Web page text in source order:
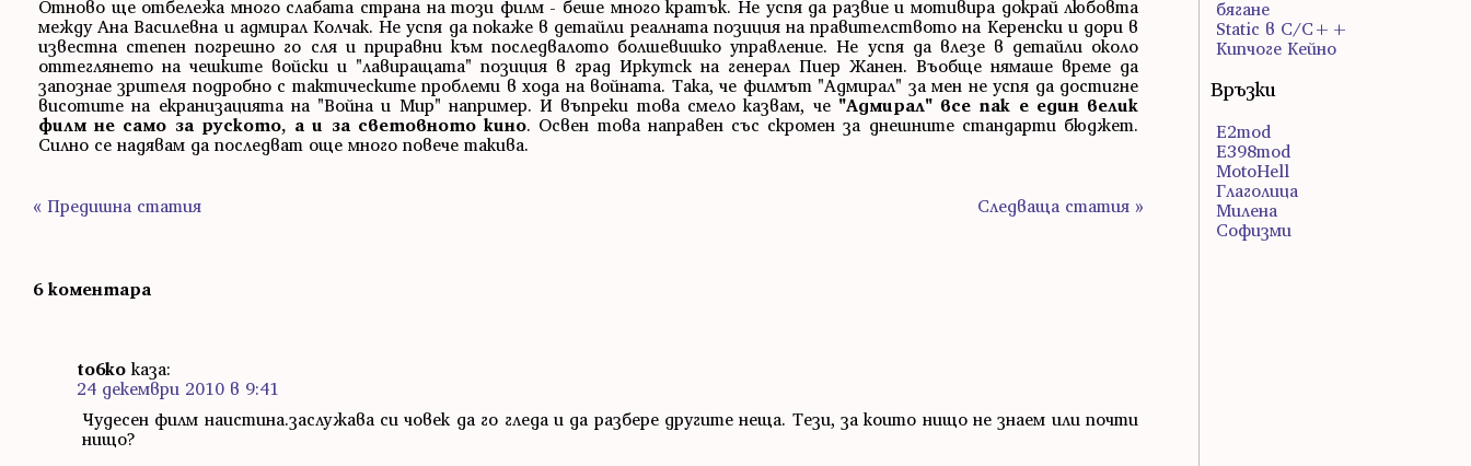
Отново ще отбележа много слабата страна на този филм - беше много кратък. Не успя да развие и мотивира докрай любовта
между Ана Василевна и адмирал Колчак. Не успя да покаже в детайли реалната позиция на правителството на Керенски и дори в
известна степен погрешно го сля и приравни към последвалото болшевишко управление. Не успя да влезе в детайли около
оттеглянето на чешките войски и "лавиращата" позиция в град Иркутск на генерал Пиер Жанен. Въобще нямаше време да
запознае зрителя подробно с тактическите проблеми в хода на войната. Така, че филмът "Адмирал" за мен не успя да достигне
висотите на екранизацията на "Война и Мир" например. И въпреки това смело казвам, че "Адмирал" все пак е един велик
филм не само за руското, а и за световното кино. Освен това направен със скромен за днешните стандарти бюджет.
Силно се надявам да последват още много повече такива.
« Предишна статия Следваща статия »
6 коментара
to6ko каза:
24 декември 2010 в 9:41
Чудесен филм наистина.заслужава си човек да го гледа и да разбере другите неща. Тези, за които нищо не знаем или почти
нищо?
бягане
Static в C/C++
Кипчоге Кейно
Връзки
E2mod
E398mod
MotoHell
Глаголица
Милена
Софизми